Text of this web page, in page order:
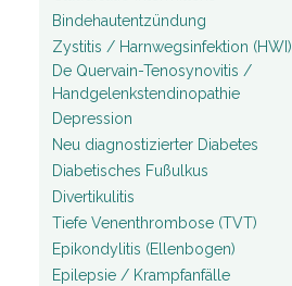
Bindehautentzündung
Zystitis / Harnwegsinfektion (HWI)
De Quervain-Tenosynovitis /
Handgelenkstendinopathie
Depression
Neu diagnostizierter Diabetes
Diabetisches Fußulkus
Divertikulitis
Tiefe Venenthrombose (TVT)
Epikondylitis (Ellenbogen)
Epilepsie / Krampfanfälle